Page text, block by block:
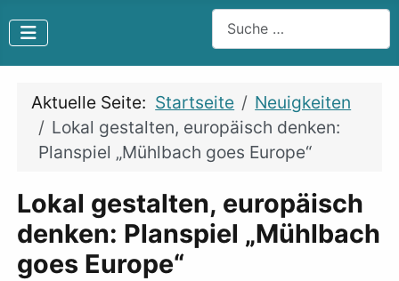
Suchen
Aktuelle Seite: Startseite
Neuigkeiten
Lokal gestalten, europäisch denken:
Planspiel „Mühlbach goes Europe“
Lokal gestalten, europäisch
denken: Planspiel „Mühlbach
goes Europe“